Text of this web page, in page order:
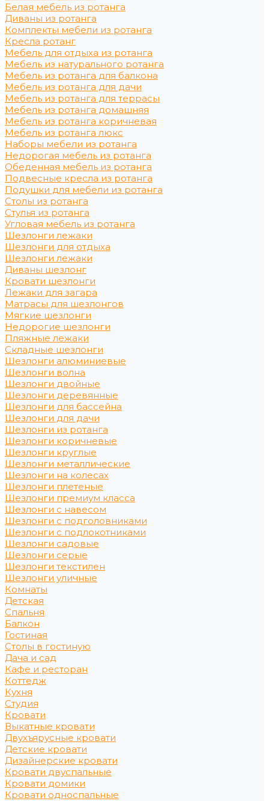
Белая мебель из ротанга
Диваны из ротанга
Комплекты мебели из ротанга
Кресла ротанг
Мебель для отдыха из ротанга
Мебель из натурального ротанга
Мебель из ротанга для балкона
Мебель из ротанга для дачи
Мебель из ротанга для террасы
Мебель из ротанга домашняя
Мебель из ротанга коричневая
Мебель из ротанга люкс
Наборы мебели из ротанга
Недорогая мебель из ротанга
Обеденная мебель из ротанга
Подвесные кресла из ротанга
Подушки для мебели из ротанга
Столы из ротанга
Стулья из ротанга
Угловая мебель из ротанга
Шезлонги лежаки
Шезлонги для отдыха
Шезлонги лежаки
Диваны шезлонг
Кровати шезлонги
Лежаки для загара
Матрасы для шезлонгов
Мягкие шезлонги
Недорогие шезлонги
Пляжные лежаки
Складные шезлонги
Шезлонги алюминиевые
Шезлонги волна
Шезлонги двойные
Шезлонги деревянные
Шезлонги для бассейна
Шезлонги для дачи
Шезлонги из ротанга
Шезлонги коричневые
Шезлонги круглые
Шезлонги металлические
Шезлонги на колесах
Шезлонги плетеные
Шезлонги премиум класса
Шезлонги с навесом
Шезлонги с подголовниками
Шезлонги с подлокотниками
Шезлонги садовые
Шезлонги серые
Шезлонги текстилен
Шезлонги уличные
Комнаты
Детская
Спальня
Балкон
Гостиная
Столы в гостиную
Дача и сад
Кафе и ресторан
Коттедж
Кухня
Студия
Кровати
Выкатные кровати
Двухъярусные кровати
Детские кровати
Дизайнерские кровати
Кровати двуспальные
Кровати домики
Кровати односпальные